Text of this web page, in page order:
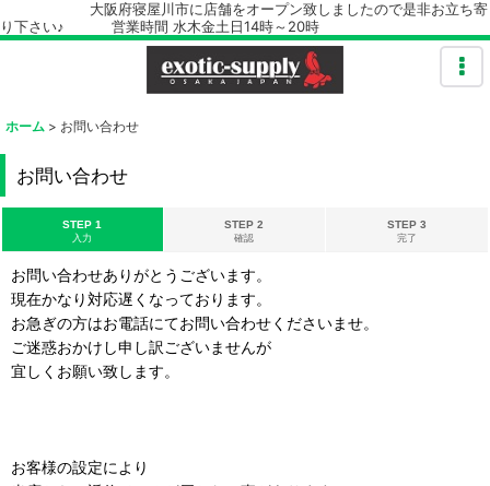
大阪府寝屋川市に店舗をオープン致しましたので是非お立ち寄
り下さい♪ 営業時間 水木金土日14時～20時
ホーム > お問い合わせ
お問い合わせ
STEP 1
入力
STEP 2
確認
STEP 3
完了
お問い合わせありがとうございます。
現在かなり対応遅くなっております。
お急ぎの方はお電話にてお問い合わせくださいませ。
ご迷惑おかけし申し訳ございませんが
宜しくお願い致します。
お客様の設定により